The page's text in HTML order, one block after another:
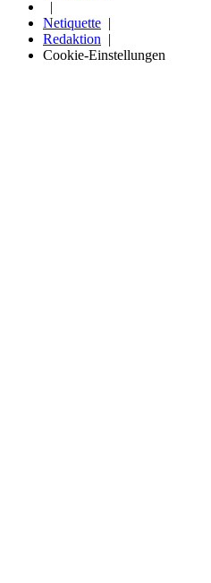
Netiquette
Redaktion
Cookie-Einstellungen